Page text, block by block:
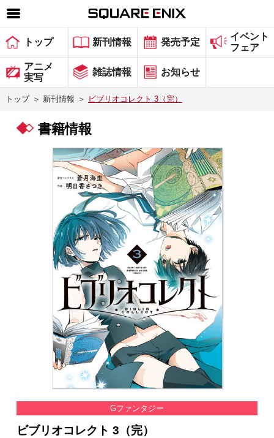
SQUARE ENIX 公式サイトメニュー
ゲーム
マガジン＆ブックス
グッズ
会社情報 採用情報
スクウェア・エニックス サイト内検索
トップ 新刊情報 発売予定
イベント
フェア
アニメ
実写
雑誌情報 お知らせ
トップ ＞ 新刊情報 ＞ ビブリオコレクト 3（完）
書籍情報
Gファンタジー
ビブリオコレクト 3（完）